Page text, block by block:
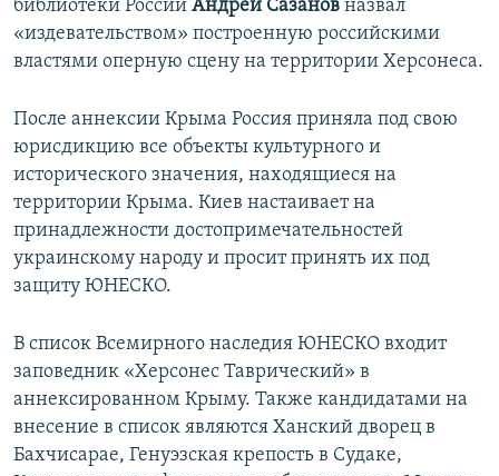
библиотеки России Андрей Сазанов назвал
«издевательство​м» построенную российскими
властями оперную сцену на территории Херсонеса.
После аннексии Крыма Россия приняла под свою
юрисдикцию все объекты культурного и
исторического значения, находящиеся на
территории Крыма. Киев настаивает на
принадлежности достопримечательностей
украинскому народу и просит принять их под
защиту ЮНЕСКО.
В список Всемирного наследия ЮНЕСКО входит
заповедник «Херсонес Таврический» в
аннексированном Крыму. Также кандидатами на
внесение в список являются Ханский дворец в
Бахчисарае, Генуэзская крепость в Судаке,